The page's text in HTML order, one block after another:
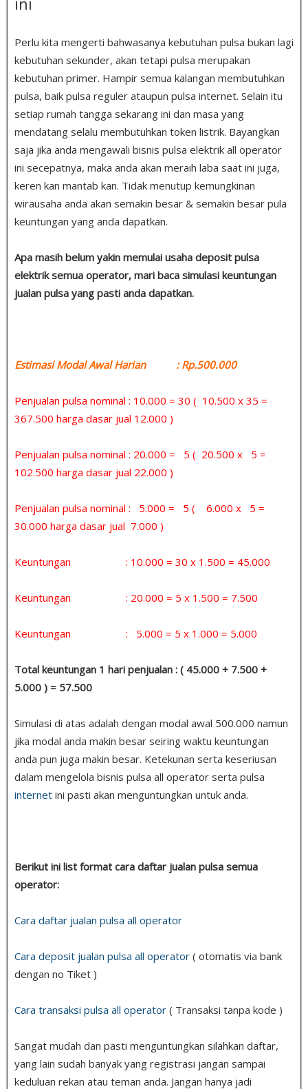
Perlu kita mengerti bahwasanya kebutuhan pulsa bukan lagi
kebutuhan sekunder, akan tetapi pulsa merupakan
kebutuhan primer. Hampir semua kalangan membutuhkan
pulsa, baik pulsa reguler ataupun pulsa internet. Selain itu
setiap rumah tangga sekarang ini dan masa yang
mendatang selalu membutuhkan token listrik. Bayangkan
saja jika anda mengawali bisnis pulsa elektrik all operator
ini secepatnya, maka anda akan meraih laba saat ini juga,
keren kan mantab kan. Tidak menutup kemungkinan
wirausaha anda akan semakin besar & semakin besar pula
keuntungan yang anda dapatkan.
Apa masih belum yakin memulai usaha deposit pulsa
elektrik semua operator, mari baca simulasi keuntungan
jualan pulsa yang pasti anda dapatkan.
Estimasi Modal Awal Harian : Rp.500.000
Penjualan pulsa nominal : 10.000 = 30 ( 10.500 x 35 =
367.500 harga dasar jual 12.000 )
Penjualan pulsa nominal : 20.000 = 5 ( 20.500 x 5 =
102.500 harga dasar jual 22.000 )
Penjualan pulsa nominal : 5.000 = 5 ( 6.000 x 5 =
30.000 harga dasar jual 7.000 )
Keuntungan : 10.000 = 30 x 1.500 = 45.000
Keuntungan : 20.000 = 5 x 1.500 = 7.500
Keuntungan : 5.000 = 5 x 1.000 = 5.000
Total keuntungan 1 hari penjualan : ( 45.000 + 7.500 +
5.000 ) = 57.500
Simulasi di atas adalah dengan modal awal 500.000 namun
jika modal anda makin besar seiring waktu keuntungan
anda pun juga makin besar. Ketekunan serta keseriusan
dalam mengelola bisnis pulsa all operator serta pulsa
internet ini pasti akan menguntungkan untuk anda.
Berikut ini list format cara daftar jualan pulsa semua
operator:
Cara daftar jualan pulsa all operator
Cara deposit jualan pulsa all operator ( otomatis via bank
dengan no Tiket )
Cara transaksi pulsa all operator ( Transaksi tanpa kode )
Sangat mudah dan pasti menguntungkan silahkan daftar,
yang lain sudah banyak yang registrasi jangan sampai
keduluan rekan atau teman anda. Jangan hanya jadi